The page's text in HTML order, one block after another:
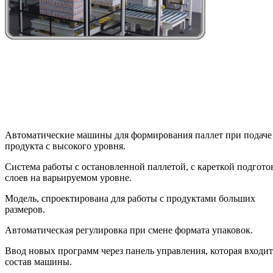
Автоматические машины для формирования паллет при подаче
продукта с высокого уровня.
Система работы с остановленной паллетой, с кареткой
слоев на варьируемом уровне.
Модель, спроектирована для работы с продуктами больших
размеров.
Автоматическая регулировка при смене формата упаковок.
Ввод новых программ через панель управления, которая
состав машины.